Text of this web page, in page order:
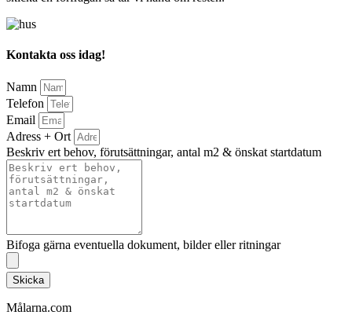
Kontakta oss idag!
Namn
Telefon
Email
Adress + Ort
Beskriv ert behov, förutsättningar, antal m2 & önskat startdatum
Bifoga gärna eventuella dokument, bilder eller ritningar
Skicka
Målarna.com